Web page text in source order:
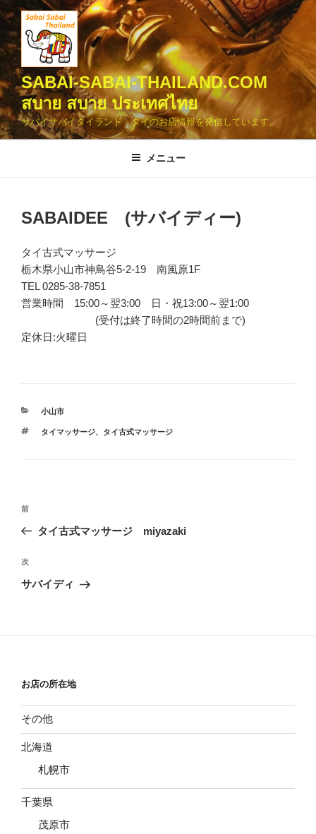
コ
ン
テ
ン
ツ
へ
ス
キ
ッ
SABAI-SABAI-THAILAND.COM
สบาย สบาย ประเทศไทย
サバイサバイタイランド タイのお店情報を発信しています。
メニュー
SABAIDEE (サバイディー)
タイ古式マッサージ
栃木県小山市神鳥谷5-2-19 南風原1F
TEL 0285-38-7851
営業時間 15:00～翌3:00 日・祝13:00～翌1:00
(受付は終了時間の2時間前まで)
定休日:火曜日
カ
ゴ
小山市
タ
タイマッサージ、 タイ古式マッサージ
投
ビ
ゲ
前
の
稿
前
タイ古式マッサージ miyazaki
次
の
次
サバイディ
お店の所在地
その他
北海道
札幌市
千葉県
茂原市